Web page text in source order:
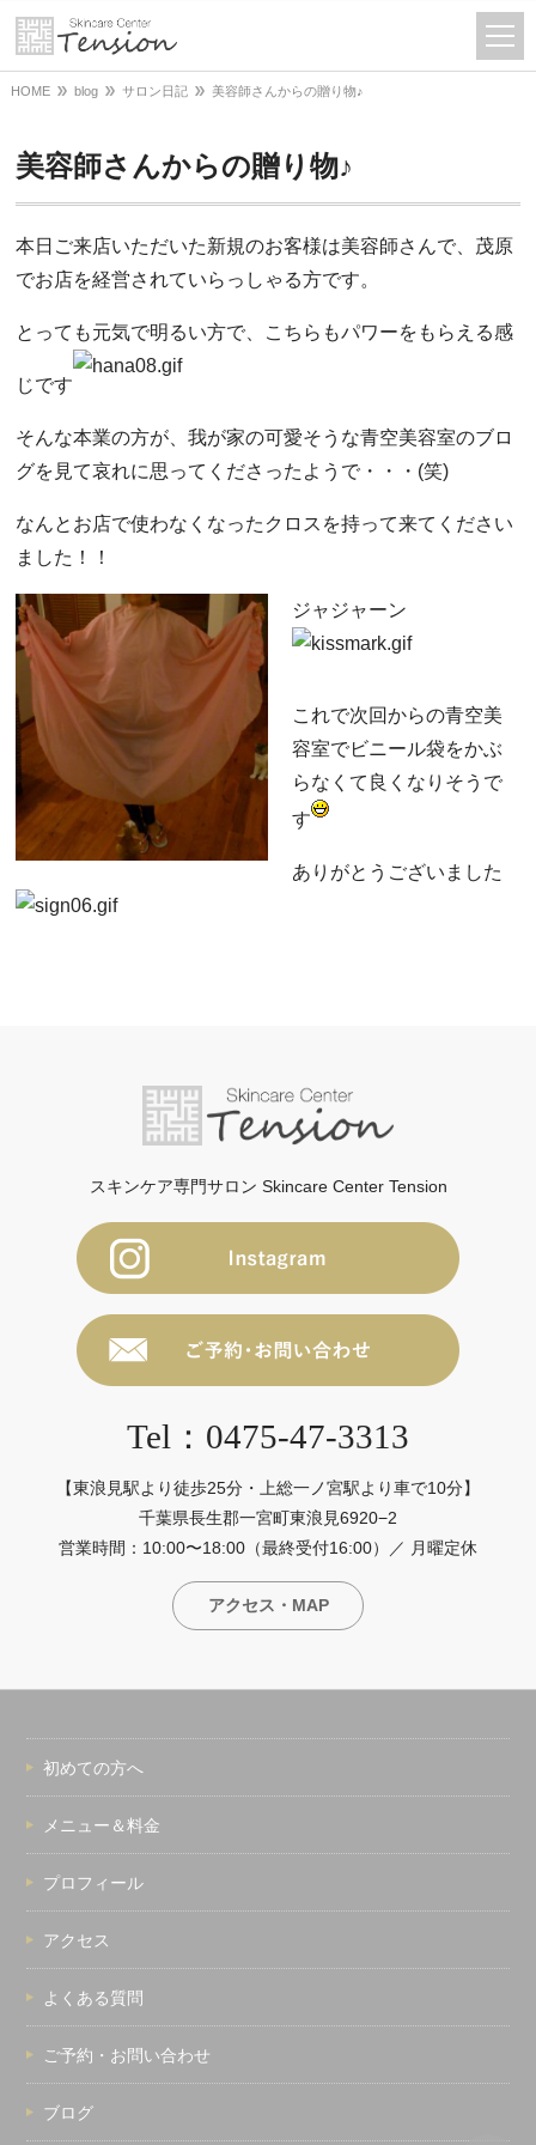
HOME blog サロン日記 美容師さんからの贈り物♪
美容師さんからの贈り物♪
本日ご来店いただいた新規のお客様は美容師さんで、茂原
でお店を経営されていらっしゃる方です。
とっても元気で明るい方で、こちらもパワーをもらえる感
じです
そんな本業の方が、我が家の可愛そうな青空美容室のブロ
グを見て哀れに思ってくださったようで・・・(笑)
なんとお店で使わなくなったクロスを持って来てください
ました！！
ジャジャーン
これで次回からの青空美
容室でビニール袋をかぶ
らなくて良くなりそうで
す
ありがとうございました
スキンケア専門サロン Skincare Center Tension
Tel：0475-47-3313
【東浪見駅より徒歩25分・上総一ノ宮駅より車で10分】
千葉県長生郡一宮町東浪見6920−2
営業時間：10:00〜18:00（最終受付16:00）／ 月曜定休
アクセス・MAP
初めての方へ
メニュー＆料金
プロフィール
アクセス
よくある質問
ご予約・お問い合わせ
ブログ